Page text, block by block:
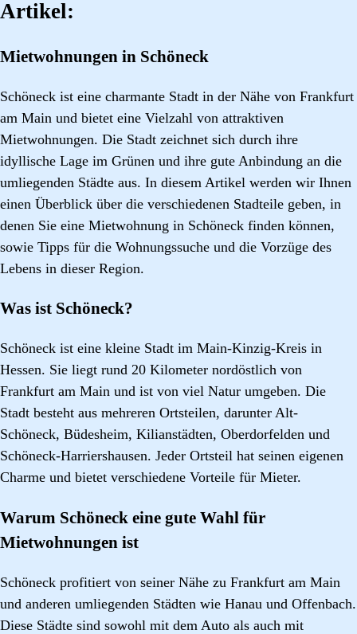
Artikel:
Mietwohnungen in Schöneck
Schöneck ist eine charmante Stadt in der Nähe von Frankfurt
am Main und bietet eine Vielzahl von attraktiven
Mietwohnungen. Die Stadt zeichnet sich durch ihre
idyllische Lage im Grünen und ihre gute Anbindung an die
umliegenden Städte aus. In diesem Artikel werden wir Ihnen
einen Überblick über die verschiedenen Stadteile geben, in
denen Sie eine Mietwohnung in Schöneck finden können,
sowie Tipps für die Wohnungssuche und die Vorzüge des
Lebens in dieser Region.
Was ist Schöneck?
Schöneck ist eine kleine Stadt im Main-Kinzig-Kreis in
Hessen. Sie liegt rund 20 Kilometer nordöstlich von
Frankfurt am Main und ist von viel Natur umgeben. Die
Stadt besteht aus mehreren Ortsteilen, darunter Alt-
Schöneck, Büdesheim, Kilianstädten, Oberdorfelden und
Schöneck-Harriershausen. Jeder Ortsteil hat seinen eigenen
Charme und bietet verschiedene Vorteile für Mieter.
Warum Schöneck eine gute Wahl für
Mietwohnungen ist
Schöneck profitiert von seiner Nähe zu Frankfurt am Main
und anderen umliegenden Städten wie Hanau und Offenbach.
Diese Städte sind sowohl mit dem Auto als auch mit